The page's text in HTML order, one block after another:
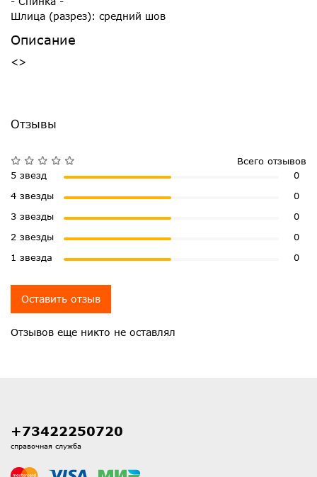
Шлица (разрез): средний шов
Описание
<>
Отзывы
Отзывов еще никто не оставлял
Всего отзывов
5 звезд
0
4 звезды
0
3 звезды
0
2 звезды
0
1 звезда
0
Оставить отзыв
+73422250720
справочная служба